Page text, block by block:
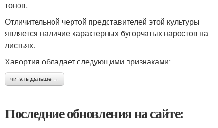
тонов.
Отличительной чертой представителей этой культуры
является наличие характерных бугорчатых наростов на
листьях.
Хавортия обладает следующими признаками:
читать дальше →
Последние обновления на сайте: